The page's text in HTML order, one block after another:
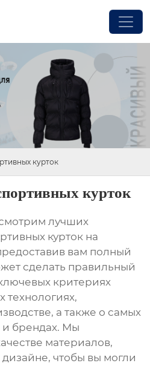
курток
курток
лучших
курток на
вам полный
сделать правильный
критериях
технологиях,
а также о самых
и брендах. Мы
материалов,
чтобы вы могли